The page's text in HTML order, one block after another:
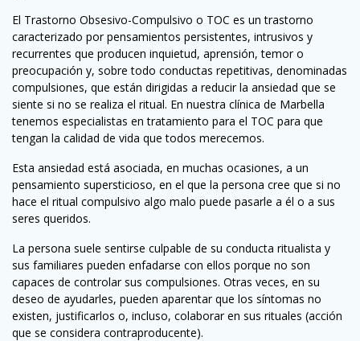
El Trastorno Obsesivo-Compulsivo o TOC es un trastorno
caracterizado por pensamientos persistentes, intrusivos y
recurrentes que producen inquietud, aprensión, temor o
preocupación y, sobre todo conductas repetitivas, denominadas
compulsiones, que están dirigidas a reducir la ansiedad que se
siente si no se realiza el ritual. En nuestra clínica de Marbella
tenemos especialistas en tratamiento para el TOC para que
tengan la calidad de vida que todos merecemos.
Esta ansiedad está asociada, en muchas ocasiones, a un
pensamiento supersticioso, en el que la persona cree que si no
hace el ritual compulsivo algo malo puede pasarle a él o a sus
seres queridos.
La persona suele sentirse culpable de su conducta ritualista y
sus familiares pueden enfadarse con ellos porque no son
capaces de controlar sus compulsiones. Otras veces, en su
deseo de ayudarles, pueden aparentar que los síntomas no
existen, justificarlos o, incluso, colaborar en sus rituales (acción
que se considera contraproducente).